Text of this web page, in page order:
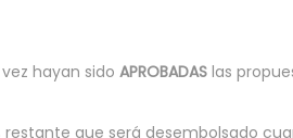
hayan sido APROBADAS las
que será desembolsado